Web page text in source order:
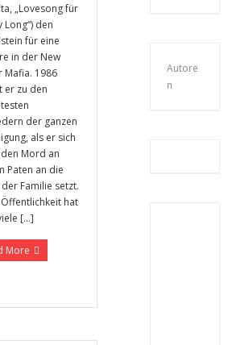
„Lovesong für
Long“) den
für eine
in der New
Mafia. 1986
er zu den
der ganzen
als er sich
Mord an
Paten an die
der Familie setzt.
hat
[…]
More
Autore
n